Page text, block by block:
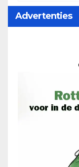
Advertenties